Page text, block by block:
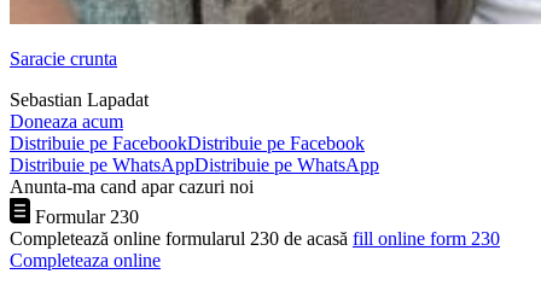
Saracie crunta
Sebastian Lapadat
Doneaza acum
Distribuie pe FacebookDistribuie pe Facebook
Distribuie pe WhatsAppDistribuie pe WhatsApp
Anunta-ma cand apar cazuri noi
Formular 230
Completează online formularul 230 de acasă fill online form 230
Completeaza online